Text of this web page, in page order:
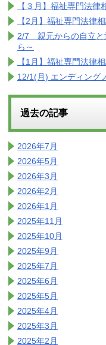
【３月】福祉専門法律
【2月】福祉専門法律
2/7 親元からの自立と
ら～
【1月】福祉専門法律
12/1(月) エンディング
過去の記事
2026年7月
2026年5月
2026年3月
2026年2月
2026年1月
2025年11月
2025年10月
2025年9月
2025年7月
2025年6月
2025年5月
2025年4月
2025年3月
2025年2月